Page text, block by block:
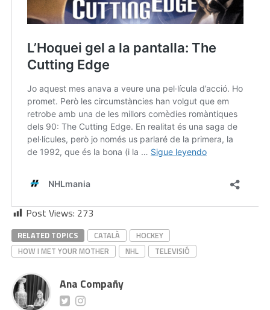
Post Views: 273
RELATED TOPICS CATALÀ
HOCKEY
HOW I MET YOUR MOTHER
NHL TELEVISIÓ
Ana Compañy